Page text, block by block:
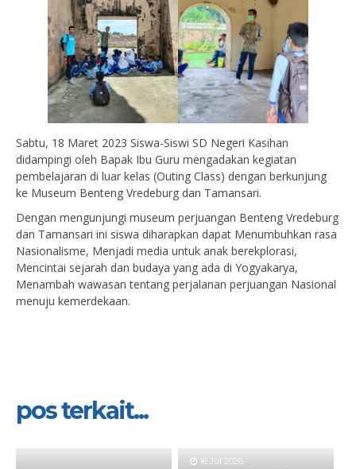
Sabtu, 18 Maret 2023 Siswa-Siswi SD Negeri Kasihan
didampingi oleh Bapak Ibu Guru mengadakan kegiatan
pembelajaran di luar kelas (Outing Class) dengan berkunjung
ke Museum Benteng Vredeburg dan Tamansari.
Dengan mengunjungi museum perjuangan Benteng Vredeburg
dan Tamansari ini siswa diharapkan dapat Menumbuhkan rasa
Nasionalisme, Menjadi media untuk anak berekplorasi,
Mencintai sejarah dan budaya yang ada di Yogyakarya,
Menambah wawasan tentang perjalanan perjuangan Nasional
menuju kemerdekaan.
pos terkait...
16 Jul 2026